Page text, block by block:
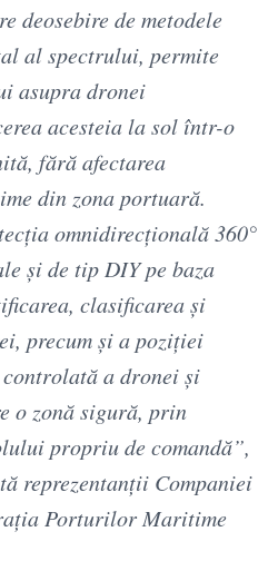
deosebire de metodele
al spectrului, permite
asupra dronei
acesteia la sol într-o
fără afectarea
din zona portuară.
omnidirecţională 360°
şi de tip DIY pe baza
clasificarea şi
precum şi a poziţiei
a dronei şi
o zonă sigură, prin
propriu de comandă”,
reprezentanţii Companiei
Porturilor Maritime